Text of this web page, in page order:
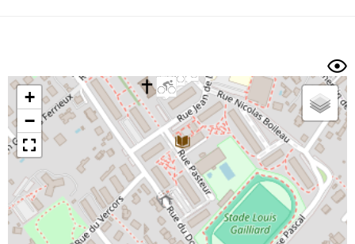
Trier par
Horodatage Photos
+
−